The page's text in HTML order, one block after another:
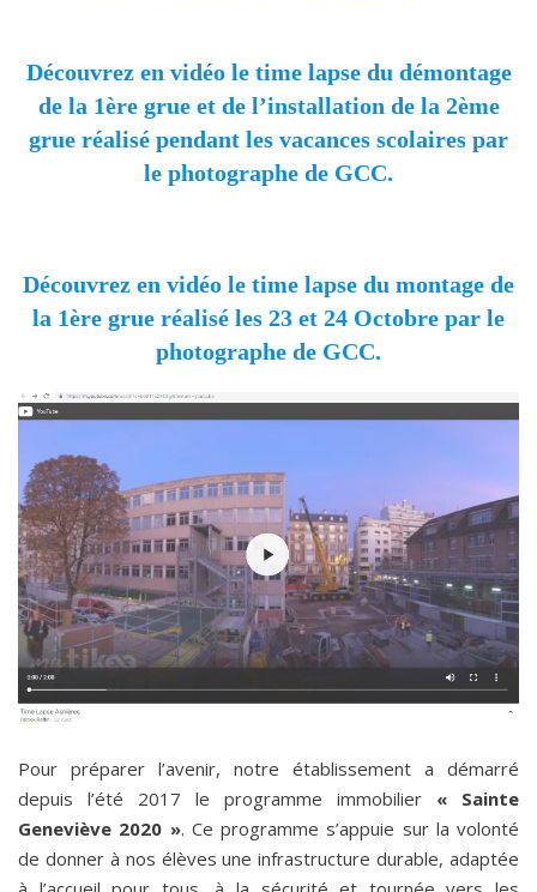
Découvrez en vidéo le time lapse du démontage
de la 1ère grue et de l’installation de la 2ème
grue réalisé pendant les vacances scolaires par
le photographe de GCC.
Découvrez en vidéo le time lapse du montage de
la 1ère grue réalisé les 23 et 24 Octobre par le
photographe de GCC.
Pour préparer l’avenir, notre établissement a démarré
depuis l’été 2017 le programme immobilier « Sainte
Geneviève 2020 ». Ce programme s’appuie sur la volonté
de donner à nos élèves une infrastructure durable, adaptée